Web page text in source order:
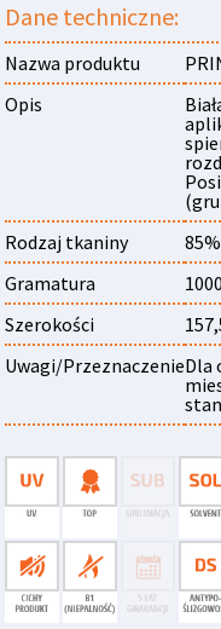
Dane techniczne:
Nazwa produktu
Opis
Rodzaj tkaniny
Gramatura
Szerokości
Uwagi/PrzeznaczenieDla